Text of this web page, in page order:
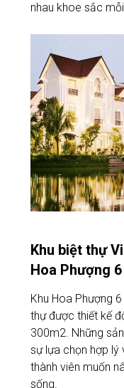
nhau khoe sắc
Khu biệt thự
Hoa Phượng 6
Khu Hoa Phượng
thự được thiết kế
300m2. Những
sự lựa chọn hợp lý
thành viên muốn
sống.